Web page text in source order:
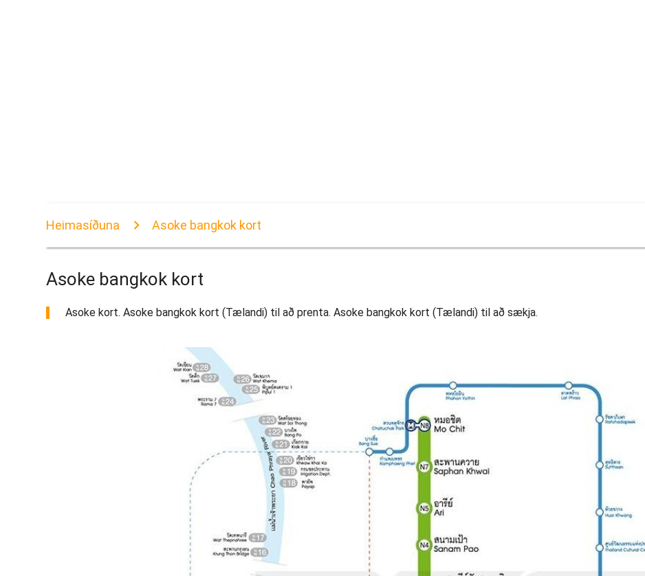
Heimasíðuna Asoke bangkok kort
Asoke bangkok kort
Asoke kort. Asoke bangkok kort (Tælandi) til að prenta. Asoke bangkok kort (Tælandi) til að sækja.